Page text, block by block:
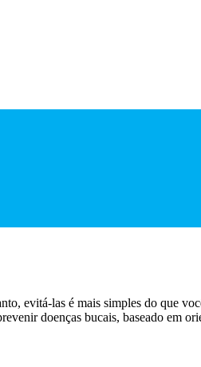
evitá-las é mais simples do que
doenças bucais, baseado em